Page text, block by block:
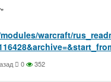
warcraft/
0 352